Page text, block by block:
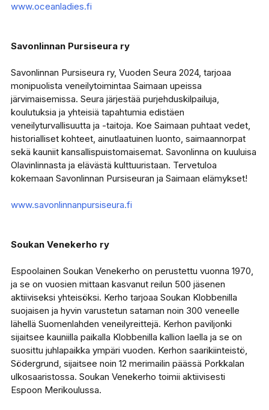
www.oceanladies.fi
Savonlinnan Pursiseura ry
Savonlinnan Pursiseura ry, Vuoden Seura 2024, tarjoaa
monipuolista veneilytoimintaa Saimaan upeissa
järvimaisemissa. Seura järjestää purjehduskilpailuja,
koulutuksia ja yhteisiä tapahtumia edistäen
veneilyturvallisuutta ja -taitoja. Koe Saimaan puhtaat vedet,
historialliset kohteet, ainutlaatuinen luonto, saimaannorpat
sekä kauniit kansallispuistomaisemat. Savonlinna on kuuluisa
Olavinlinnasta ja elävästä kulttuuristaan. Tervetuloa
kokemaan Savonlinnan Pursiseuran ja Saimaan elämykset!
www.savonlinnanpursiseura.fi
Soukan Venekerho ry
Espoolainen Soukan Venekerho on perustettu vuonna 1970,
ja se on vuosien mittaan kasvanut reilun 500 jäsenen
aktiiviseksi yhteisöksi. Kerho tarjoaa Soukan Klobbenilla
suojaisen ja hyvin varustetun sataman noin 300 veneelle
lähellä Suomenlahden veneilyreittejä. Kerhon paviljonki
sijaitsee kauniilla paikalla Klobbenilla kallion laella ja se on
suosittu juhlapaikka ympäri vuoden. Kerhon saarikiinteistö,
Södergrund, sijaitsee noin 12 merimailin päässä Porkkalan
ulkosaaristossa. Soukan Venekerho toimii aktiivisesti
Espoon Merikoulussa.